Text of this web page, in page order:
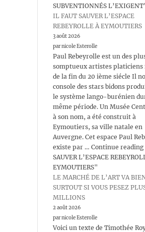
SUBVENTIONNÉS
IL FAUT SAUVER L’ESPACE
REBEYROLLE À EYMOUTIERS
3 août 2026
par nicole Esterolle
Paul Rebeyrolle est un des
somptueux artistes platiciens
de la fin du 20 ième siécle Il
console des stars bidons
le système lango-burénien
même période. Un Musée
à son nom, a été construit à
Eymoutiers, sa ville natale en
Auvergne. Cet espace Paul
existe par … Continue reading
SAUVER L’ESPACE
EYMOUTIERS"
LE MARCHÉ DE L’ART VA
SURTOUT SI VOUS PESEZ
MILLIONS
2 août 2026
par nicole Esterolle
Voici un texte de Timothée